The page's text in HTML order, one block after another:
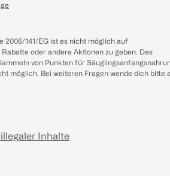
2006/141/EG ist es nicht möglich auf
oder andere Aktionen zu geben. Des
von Punkten für
möglich. Bei weiteren Fragen wende dich bitte
Inhalte